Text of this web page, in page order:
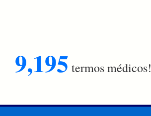
9,195 termos médicos!